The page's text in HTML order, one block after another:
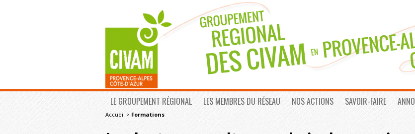
LE GROUPEMENT RÉGIONAL LES MEMBRES DU RÉSEAU NOS ACTIONS SAVOIR-FAIRE
Accueil > Formations